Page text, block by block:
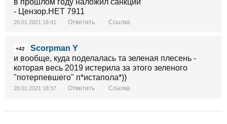
20.01.2021 18:41 Ответить Ссылка
+42
Scorpman Y
и вообще, куда поделалась та зеленая плесень -
которая весь 2019 истерила за этого зеленого
"потерпевшего" п*истапола*))
20.01.2021 18:37 Ответить Ссылка